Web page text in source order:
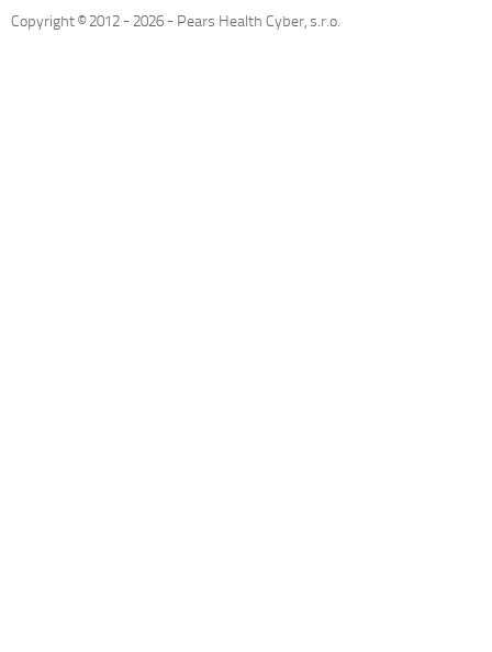
Copyright © 2012 -2026 - Pears Health Cyber, s.r.o.